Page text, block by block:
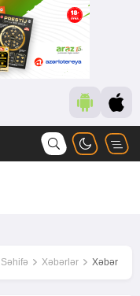
Xəbərlər Xəbər